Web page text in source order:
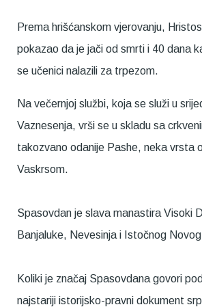
Prema hrišćanskom vjerovanju,
pokazao da je jači od smrti i 40 dana
se učenici nalazili za trpezom.
Na večernjoj službi, koja se služi u
Vaznesenja, vrši se u skladu sa
takozvano odanije Pashe, neka vrsta
Vaskrsom.
Spasovdan je slava manastira Visoki
Banjaluke, Nevesinja i Istočnog
Koliki je značaj Spasovdana govori
najstariji istorijsko-pravni dokument